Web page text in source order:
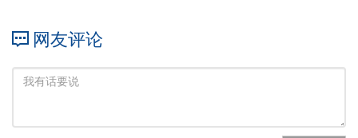
网友评论